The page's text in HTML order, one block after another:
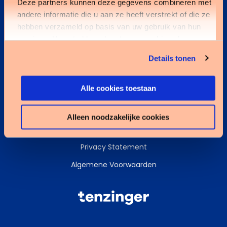
Deze partners kunnen deze gegevens combineren met
andere informatie die u aan ze heeft verstrekt of die ze
hebben verzameld op basis van uw gebruik van hun
services. U gaat akkoord met onze cookies als u onze
Details tonen
Alle cookies toestaan
Alleen noodzakelijke cookies
Kennisbank
Services
Cookies
Privacy Statement
Algemene Voorwaarden
Tenzinger